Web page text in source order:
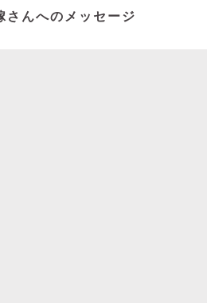
さんへのメッセージ